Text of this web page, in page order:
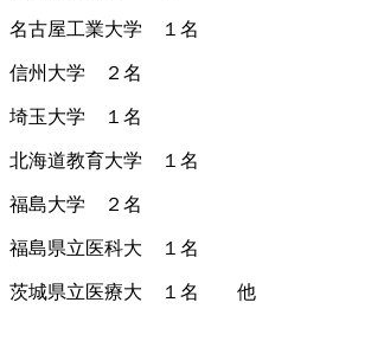
名古屋工業大学 １名
信州大学 ２名
埼玉大学 １名
北海道教育大学 １名
福島大学 ２名
福島県立医科大 １名
茨城県立医療大 １名 他